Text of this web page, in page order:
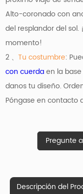
Alto-coronado con
del resplandor del sol.
momento!
2 、Tu costumbre:
con cuerdaen la
danos tu diseño.
Póngase en contacto
Pregunte
Descripción del